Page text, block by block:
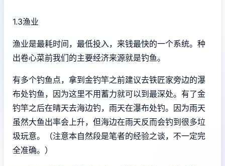
1.3渔业
渔业是最耗时间，最低投入，来钱最快的一个系统。种
出卷心菜前我们的主要经济来源就是钓鱼。
有多个钓鱼点，拿到金钓竿之前建议去铁匠家旁边的瀑
布处钓鱼，因为这里不用蓄力就可以到最深处。有了金
钓竿之后在晴天去海边钓，雨天在瀑布处钓。因为雨天
虽然大鱼出率会上升，但海边在雨天反而会钓到很多垃
圾玩意。（注意本自然段是笔者的经验之谈，不一定完
全准确。）